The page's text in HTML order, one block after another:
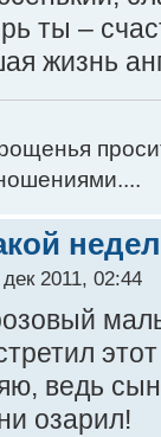
ты –
жизнь
2011, 02:44
ведь
озарил!